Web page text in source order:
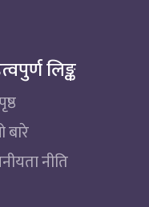
लिङ्क
बारे
नीति